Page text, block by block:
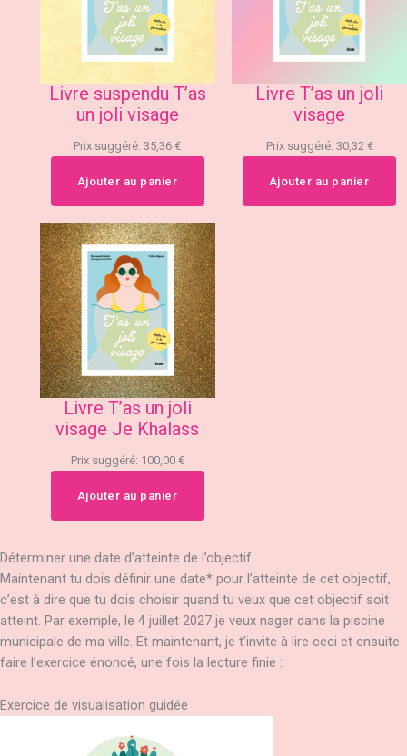
Livre suspendu T’as
un joli visage
Prix suggéré:35,36€
Ajouter au panier
Livre T’as un joli
visage
Prix suggéré: 30,32 €
Ajouter au panier
Livre T’as un joli
visage Je Khalass
Prix suggéré: 100,00 €
Ajouter au panier
Déterminer une date d’atteinte de l’objectif
Maintenant tu dois définir une date* pour l’atteinte de cet objectif,
c’est à dire que tu dois choisir quand tu veux que cet objectif soit
atteint. Par exemple, le 4 juillet 2027 je veux nager dans la piscine
municipale de ma ville. Et maintenant, je t’invite à lire ceci et ensuite
faire l’exercice énoncé, une fois la lecture finie :
Exercice de visualisation guidée